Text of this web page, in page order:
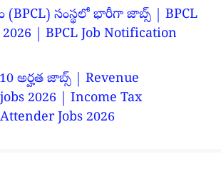
సంస్థలో భారీగా జాబ్స్ | BPCL
| BPCL Job Notification
అర్హత జాబ్స్ | Revenue
2026 | Income Tax
Jobs 2026